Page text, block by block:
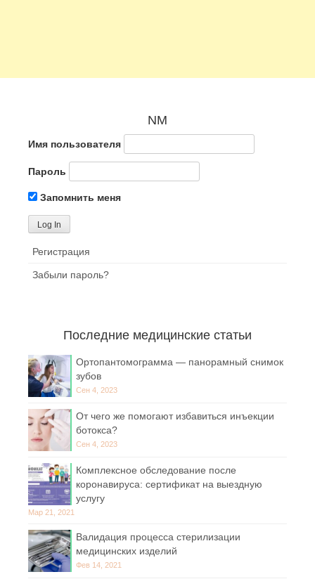
NM
Имя пользователя
Пароль
Запомнить меня
Регистрация
Забыли пароль?
Последние медицинские статьи
Ортопантомограмма — панорамный снимок
зубов
Сен 4, 2023
От чего же помогают избавиться инъекции
ботокса?
Сен 4, 2023
Комплексное обследование после
коронавируса: сертификат на выездную
услугу
Мар 21, 2021
Валидация процесса стерилизации
медицинских изделий
Фев 14, 2021